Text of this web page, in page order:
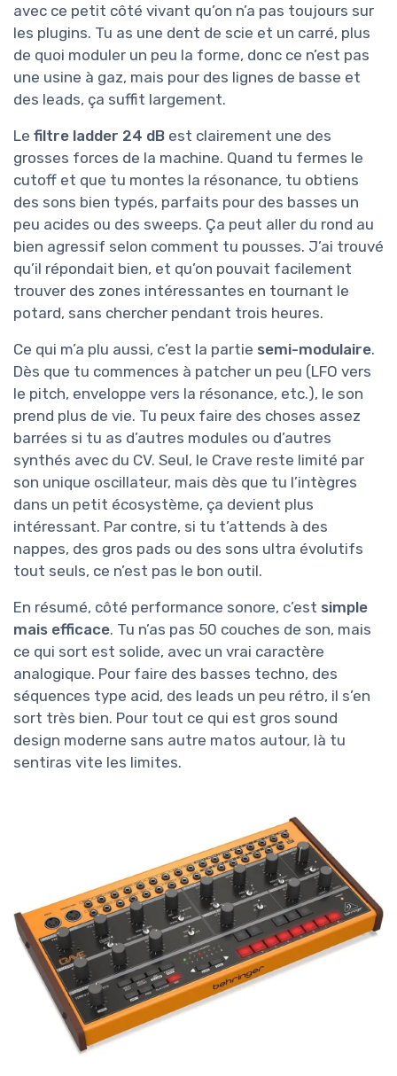
avec ce petit côté vivant qu’on n’a pas toujours sur
les plugins. Tu as une dent de scie et un carré, plus
de quoi moduler un peu la forme, donc ce n’est pas
une usine à gaz, mais pour des lignes de basse et
des leads, ça suffit largement.
Le filtre ladder 24 dB est clairement une des
grosses forces de la machine. Quand tu fermes le
cutoff et que tu montes la résonance, tu obtiens
des sons bien typés, parfaits pour des basses un
peu acides ou des sweeps. Ça peut aller du rond au
bien agressif selon comment tu pousses. J’ai trouvé
qu’il répondait bien, et qu’on pouvait facilement
trouver des zones intéressantes en tournant le
potard, sans chercher pendant trois heures.
Ce qui m’a plu aussi, c’est la partie semi-modulaire.
Dès que tu commences à patcher un peu (LFO vers
le pitch, enveloppe vers la résonance, etc.), le son
prend plus de vie. Tu peux faire des choses assez
barrées si tu as d’autres modules ou d’autres
synthés avec du CV. Seul, le Crave reste limité par
son unique oscillateur, mais dès que tu l’intègres
dans un petit écosystème, ça devient plus
intéressant. Par contre, si tu t’attends à des
nappes, des gros pads ou des sons ultra évolutifs
tout seuls, ce n’est pas le bon outil.
En résumé, côté performance sonore, c’est simple
mais efficace. Tu n’as pas 50 couches de son, mais
ce qui sort est solide, avec un vrai caractère
analogique. Pour faire des basses techno, des
séquences type acid, des leads un peu rétro, il s’en
sort très bien. Pour tout ce qui est gros sound
design moderne sans autre matos autour, là tu
sentiras vite les limites.